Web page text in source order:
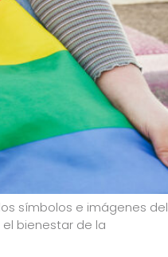
símbolos e imágenes del
bienestar de la